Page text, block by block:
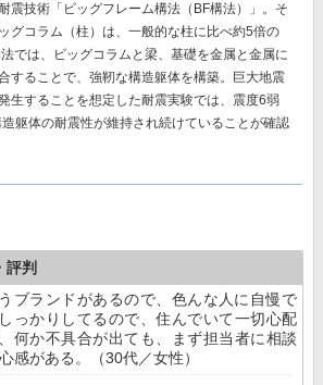
震技術 「ビッグフレーム構法（BF構法）」。 そ
グコラム（柱）は、一般的な柱に比べ約5倍の
では、ビッグコラムと梁、基礎を金属と金属に
することで、強靭な構造躯体を構築。巨大地震
生することを想定した耐震実験では、 震度6弱
躯体の耐震性が維持され続けていることが確認
評判
ブランドがあるので、色んな人に自慢で
っかりしてるので、住んでいて一切心配
何か不具合が出ても、まず担当者に相談
感がある。（30代／女性）